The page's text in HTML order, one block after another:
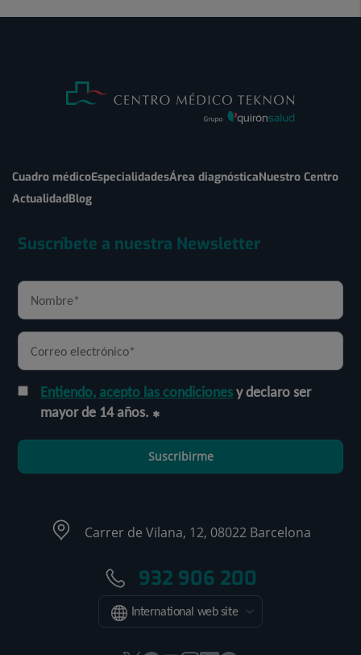
Cuadro médicoEspecialidadesÁrea diagnósticaNuestro Centro
ActualidadBlog
Suscríbete a nuestra Newsletter
Entiendo, acepto las condicionesy declaro ser
mayor de 14 años.
Suscribirme
Carrer de Vilana, 12, 08022 Barcelona
932 906 200
International web site